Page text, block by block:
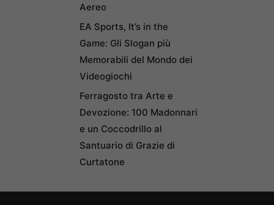
Aereo
EA Sports, It’s in the
Game: Gli Slogan più
Memorabili del Mondo dei
Videogiochi
Ferragosto tra Arte e
Devozione: 100 Madonnari
e un Coccodrillo al
Santuario di Grazie di
Curtatone